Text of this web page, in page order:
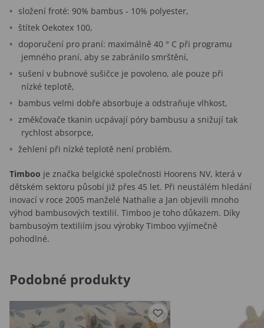
složení froté: 90% bambus - 10% polyester,
štítek Oekotex 100,
doporučení pro praní: maximálně 40 ° C při programu
jemného praní, aby se zabránilo smrštění,
sušení v bubnové sušičce je povoleno, ale pouze při
nízké teplotě,
bambus velmi dobře absorbuje a odstraňuje vlhkost,
změkčovače tkanin ucpávají póry bambusu a snižují tak
rychlost absorpce,
žehlení při nízké teplotě není problém.
Timboo je značka belgické společnosti Hoorens NV, která v
dětském sektoru působí již přes 45 let. Při neustálém hledání
inovací v roce 2005 manželé Nathalie a Jan objevili mnoho
výhod bambusových textilií. Timboo je toho důkazem. Díky
bambusoým textiliím jsou výrobky Timboo vyjímečně
pohodlné.
Podobné produkty